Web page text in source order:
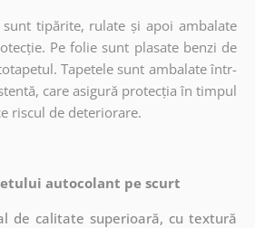
sunt tipărite, rulate și apoi ambalate
Pe folie sunt plasate benzi de
Tapetele sunt ambalate într-
care asigură protecția în timpul
riscul de deteriorare.
autocolant pe scurt
de calitate superioară, cu textură